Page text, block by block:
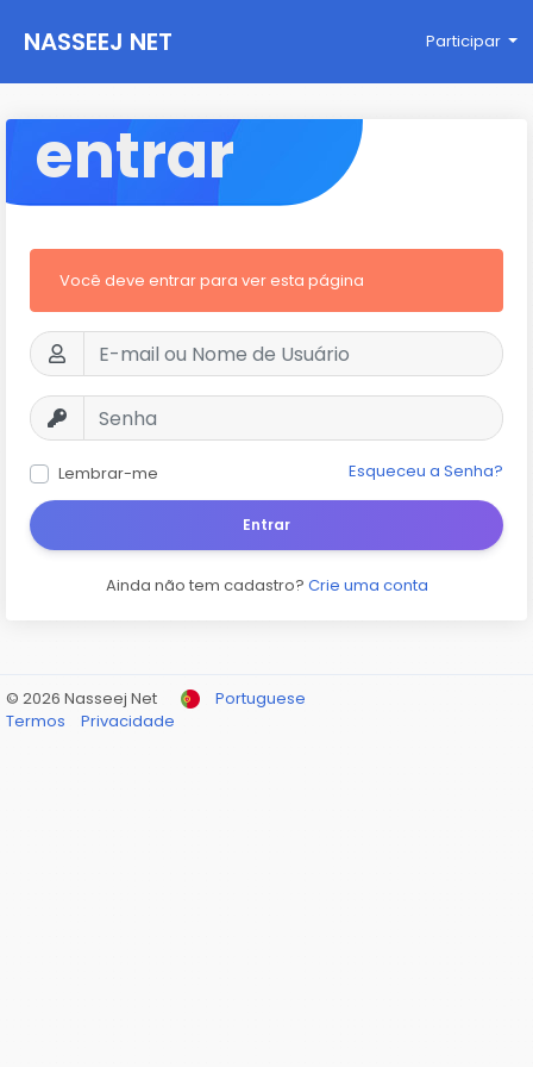
NASSEEJ NET Participar
entrar
Você deve entrar para ver esta página
Lembrar-me Esqueceu a Senha?
Entrar
Ainda não tem cadastro? Crie uma conta
© 2026 Nasseej Net
Portuguese
Termos
Privacidade